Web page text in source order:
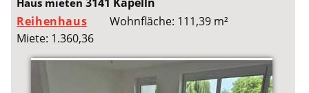
Haus mieten
Reihenhaus
Wohnfläche: 111,39 m²
Miete: 1.360,36